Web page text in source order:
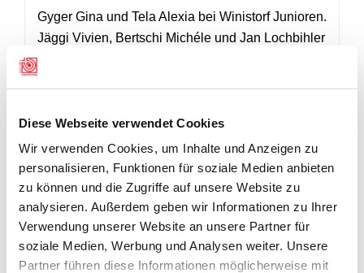
Diese Webseite verwendet Cookies
Wir verwenden Cookies, um Inhalte und Anzeigen zu
personalisieren, Funktionen für soziale Medien anbieten
zu können und die Zugriffe auf unsere Website zu
analysieren. Außerdem geben wir Informationen zu Ihrer
Verwendung unserer Website an unsere Partner für
soziale Medien, Werbung und Analysen weiter. Unsere
Partner führen diese Informationen möglicherweise mit
Gyger Gina und Tela Alexia bei Winistorf Junioren.
Jäggi Vivien, Bertschi Michéle und Jan Lochbihler
Dominik, Thörishaus; Wyrsch Fabio, Uri; Klein
Michael, Wil-Stadt; Goy Audrey, Lonay, Züger
Muriel, Altendorf; Goignat Audrey, Franches-
Montagnes und Chenikova Katia, Montmollin.
RESULTATE